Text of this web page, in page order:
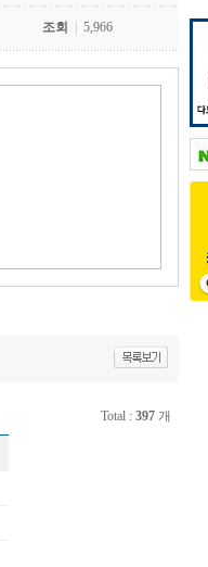
조회 5,966
Total : 397 개